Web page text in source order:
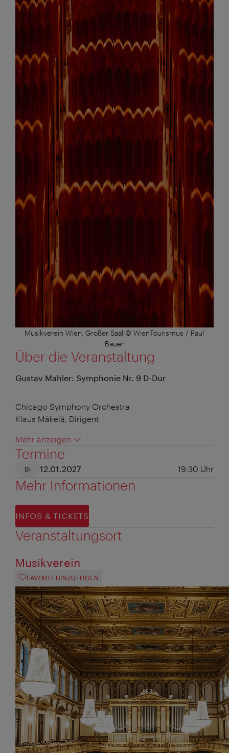
Musikverein Wien, Großer Saal © WienTourismus / Paul
Bauer
Über die Veranstaltung
Gustav Mahler: Symphonie Nr. 9 D-Dur
Chicago Symphony Orchestra
Klaus Mäkelä, Dirigent
Mehr anzeigen
Termine
Di 12.01.2027 19:30 Uhr
Mehr Informationen
INFOS & TICKETS
Veranstaltungsort
Musikverein
FAVORIT HINZUFÜGEN